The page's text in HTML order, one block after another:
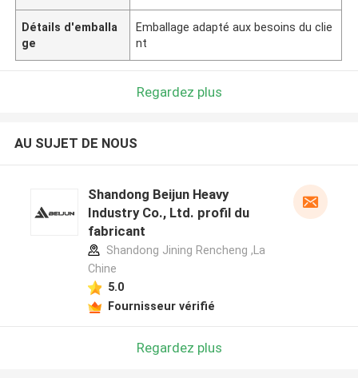
Détails d'emballa
ge
Emballage adapté aux besoins du clie
nt
Regardez plus
AU SUJET DE NOUS
Shandong Beijun Heavy
Industry Co., Ltd. profil du
fabricant
Shandong Jining Rencheng ,La
Chine
5.0
Fournisseur vérifié
Regardez plus